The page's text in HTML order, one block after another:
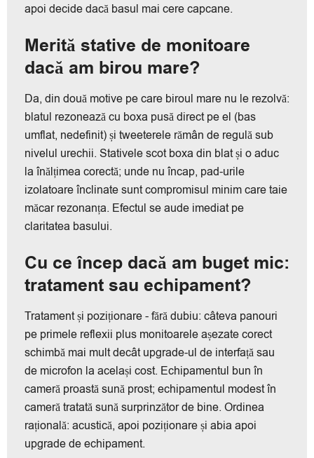
apoi decide dacă basul mai cere capcane.
Merită stative de monitoare
dacă am birou mare?
Da, din două motive pe care biroul mare nu le rezolvă:
blatul rezonează cu boxa pusă direct pe el (bas
umflat, nedefinit) și tweeterele rămân de regulă sub
nivelul urechii. Stativele scot boxa din blat și o aduc
la înălțimea corectă; unde nu încap, pad-urile
izolatoare înclinate sunt compromisul minim care taie
măcar rezonanța. Efectul se aude imediat pe
claritatea basului.
Cu ce încep dacă am buget mic:
tratament sau echipament?
Tratament și poziționare - fără dubiu: câteva panouri
pe primele reflexii plus monitoarele așezate corect
schimbă mai mult decât upgrade-ul de interfață sau
de microfon la același cost. Echipamentul bun în
cameră proastă sună prost; echipamentul modest în
cameră tratată sună surprinzător de bine. Ordinea
rațională: acustică, apoi poziționare și abia apoi
upgrade de echipament.